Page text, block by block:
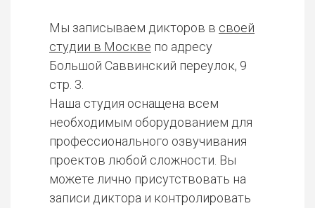
Мы записываем дикторов в своей
студии в Москве по адресу
Большой Саввинский переулок, 9
стр. 3.
Наша студия оснащена всем
необходимым оборудованием для
профессионального озвучивания
проектов любой сложности. Вы
можете лично присутствовать на
записи диктора и контролировать